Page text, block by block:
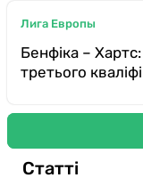
Лига Европы
Бенфіка –
третього
Статті